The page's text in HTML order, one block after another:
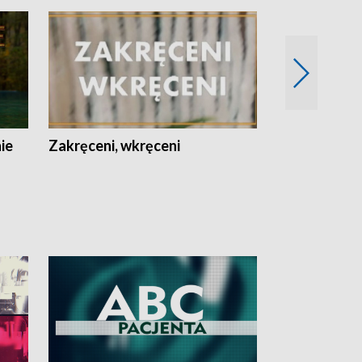
Zakręceni, wkręceni